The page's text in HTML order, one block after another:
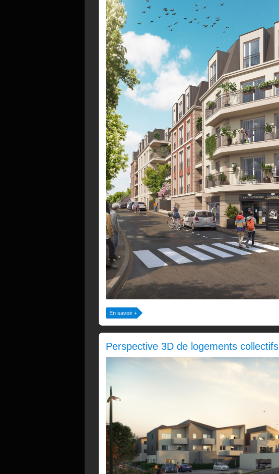
En savoir +
Perspective 3D de logements collectifs